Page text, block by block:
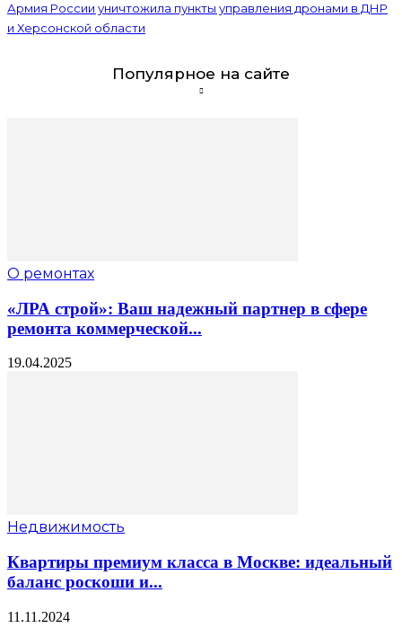
Армия России уничтожила пункты управления дронами в ДНР
и Херсонской области
Популярное на сайте
О ремонтах
«ЛРА строй»: Ваш надежный партнер в сфере
ремонта коммерческой...
19.04.2025
Недвижимость
Квартиры премиум класса в Москве: идеальный
баланс роскоши и...
11.11.2024